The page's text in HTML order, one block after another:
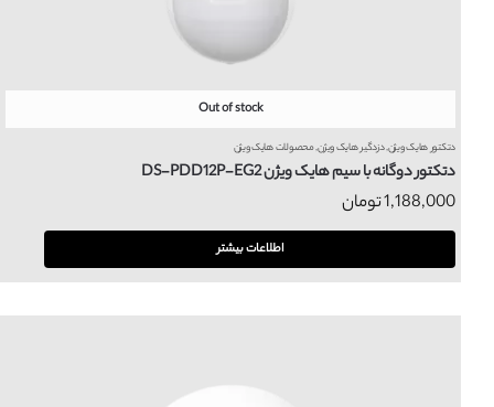
Out of stock
دتکتور هایک ویژن,دزدگیر هایک ویژن,محصولات هایک ویژن
دتکتور دوگانه با سیم هایک ویژن DS-PDD12P-EG2
1,188,000تومان
اطلاعات بیشتر